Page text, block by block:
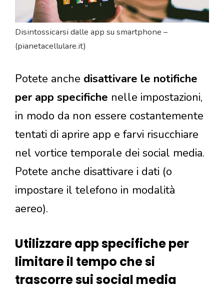
Disintossicarsi dalle app su smartphone –
(pianetacellulare.it)
Potete anche disattivare le notifiche
per app specifiche nelle impostazioni,
in modo da non essere costantemente
tentati di aprire app e farvi risucchiare
nel vortice temporale dei social media.
Potete anche disattivare i dati (o
impostare il telefono in modalità
aereo).
Utilizzare app specifiche per
limitare il tempo che si
trascorre sui social media